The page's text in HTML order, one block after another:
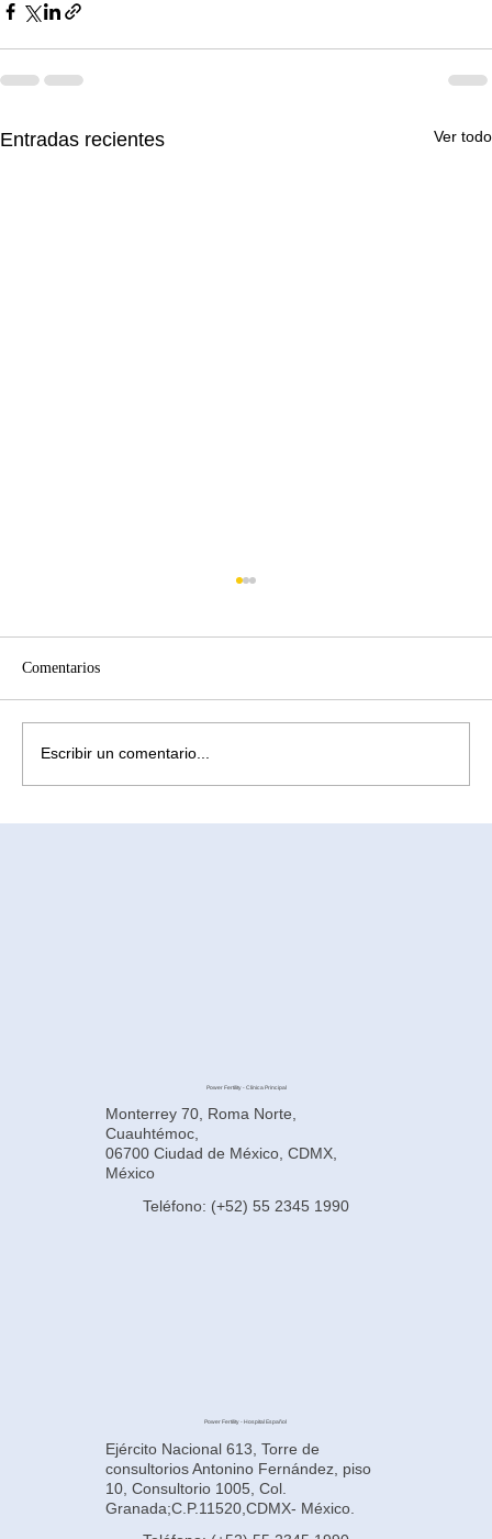
Entradas recientes Ver todo
Comentarios
Escribir un comentario...
Power Fertility - Clínica Principal
Monterrey 70, Roma Norte,
Cuauhtémoc,
06700 Ciudad de México, CDMX,
México
Teléfono: (+52) 55 2345 1990
Power Fertility - Hospital Español
Ejército Nacional 613, Torre de
consultorios Antonino Fernández, piso
10, Consultorio 1005, Col.
Granada;C.P.11520,CDMX- México.